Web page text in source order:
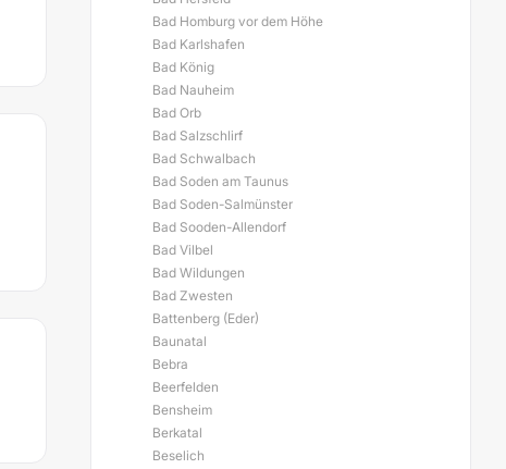
Bad Homburg vor dem Höhe
Bad Karlshafen
Bad König
Bad Nauheim
Bad Orb
Bad Salzschlirf
Bad Schwalbach
Bad Soden am Taunus
Bad Soden-Salmünster
Bad Sooden-Allendorf
Bad Vilbel
Bad Wildungen
Bad Zwesten
Battenberg (Eder)
Baunatal
Bebra
Beerfelden
Bensheim
Berkatal
Beselich